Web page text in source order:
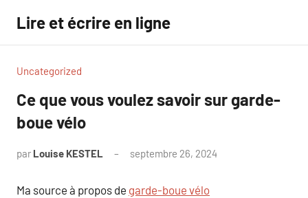
contenu
Lire et écrire en ligne
Uncategorized
Ce que vous voulez savoir sur garde-
boue vélo
par Louise KESTEL septembre 26, 2024
Ma source à propos de garde-boue vélo